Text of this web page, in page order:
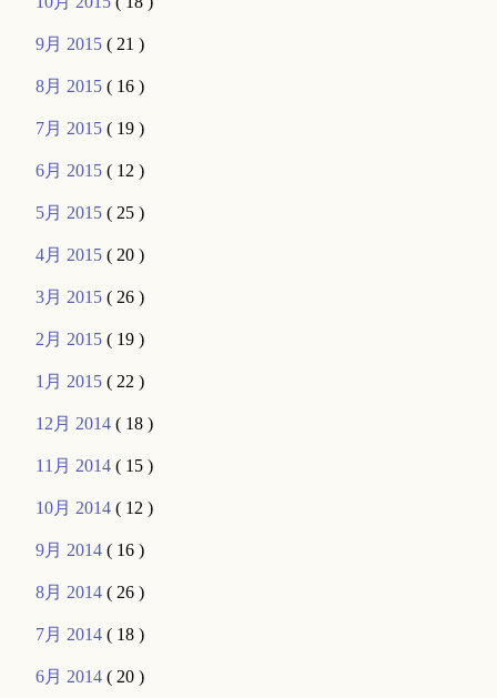
9月 2015( 21 )
8月 2015( 16 )
7月 2015( 19 )
6月 2015( 12 )
5月 2015( 25 )
4月 2015( 20 )
3月 2015( 26 )
2月 2015( 19 )
1月 2015( 22 )
12月 2014( 18 )
11月 2014( 15 )
10月 2014( 12 )
9月 2014( 16 )
8月 2014( 26 )
7月 2014( 18 )
6月 2014( 20 )